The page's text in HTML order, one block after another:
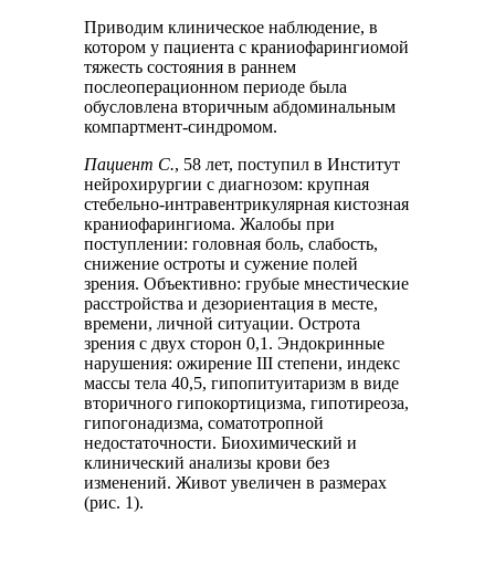
Приводим клиническое наблюдение, в
котором у пациента с краниофарингиомой
тяжесть состояния в раннем
послеоперационном периоде была
обусловлена вторичным абдоминальным
компартмент-синдромом.
Пациент С., 58 лет, поступил в Институт
нейрохирургии с диагнозом: крупная
стебельно-интравентрикулярная кистозная
краниофарингиома. Жалобы при
поступлении: головная боль, слабость,
снижение остроты и сужение полей
зрения. Объективно: грубые мнестические
расстройства и дезориентация в месте,
времени, личной ситуации. Острота
зрения с двух сторон 0,1. Эндокринные
нарушения: ожирение III степени, индекс
массы тела 40,5, гипопитуитаризм в виде
вторичного гипокортицизма, гипотиреоза,
гипогонадизма, соматотропной
недостаточности. Биохимический и
клинический анализы крови без
изменений. Живот увеличен в размерах
(рис. 1).